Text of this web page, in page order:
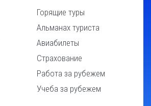
Горящие туры
Альманах туриста
Авиабилеты
Страхование
Работа за рубежем
Учеба за рубежем